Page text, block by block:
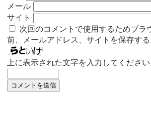
メール
サイト
次回のコメントで使用するためブラ
前、メールアドレス、サイトを保存する
上に表示された文字を入力してください